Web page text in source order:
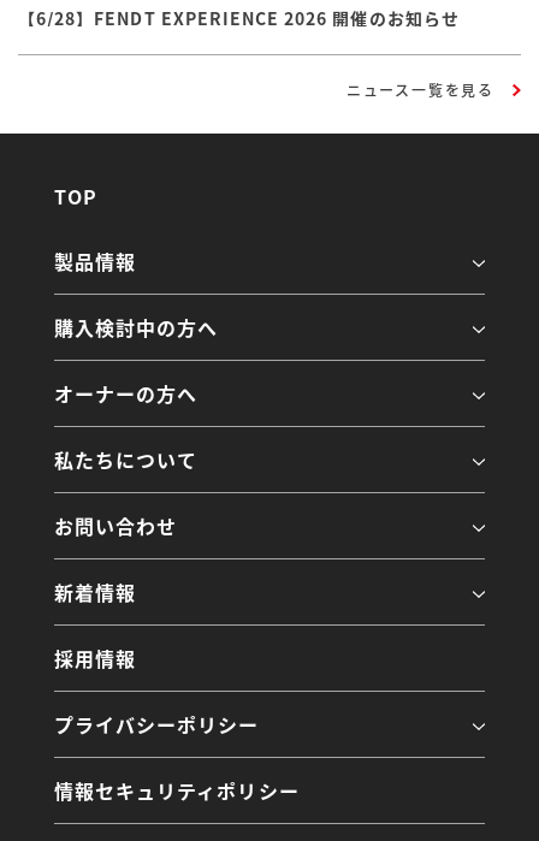
【6/28】FENDT EXPERIENCE 2026 開催のお知らせ
ニュース一覧を見る
TOP
製品情報
購入検討中の方へ
オーナーの方へ
私たちについて
お問い合わせ
新着情報
採用情報
プライバシーポリシー
情報セキュリティポリシー